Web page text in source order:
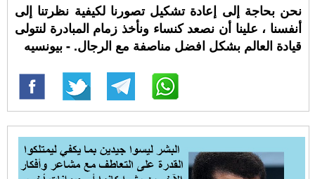
نحن بحاجة إلى إعادة تشكيل تصورنا لكيفية نظرتنا إلى
أنفسنا ، علينا أن نصعد كنساء ونأخذ زمام المبادرة لنتولى
قيادة العالم بشكل افضل مناصفة مع الرجال. - بيونسيه